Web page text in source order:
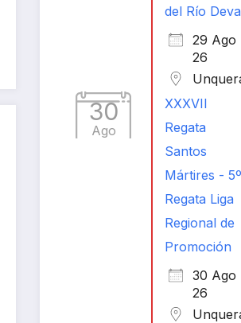
del Río Deva
29 Ago
26
30
Ago
XXXVII
Regata
Santos
Mártires - 5º
Regata Liga
Regional de
Promoción
30 Ago
26